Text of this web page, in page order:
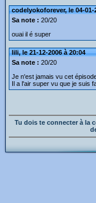
codelyokoforever, le 04-01-
Sa note : 20/20
ouai il é super
lili, le 21-12-2006 à 20:04
Sa note : 20/20
Je n'est jamais vu cet
Il a l'air super vu que je suis
Tu dois te connecter à la